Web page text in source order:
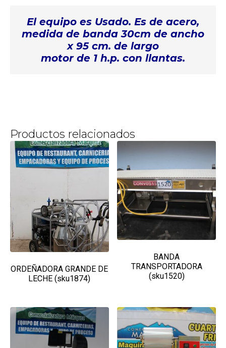
El equipo es Usado. Es de acero,
medida de banda 30cm de ancho
x 95 cm. de largo
motor de 1 h.p. con llantas.
Productos relacionados
ORDEÑADORA GRANDE DE
LECHE (sku1874)
BANDA
TRANSPORTADORA
(sku1520)